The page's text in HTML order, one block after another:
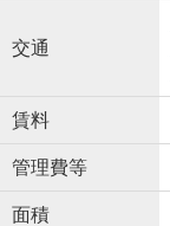
交通
賃料
管理費等
面積